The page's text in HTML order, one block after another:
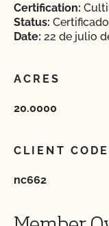
Certification:
Status: Certificado
Date: 22 de julio
ACRES
20.0000
CLIENT CODE
nc662